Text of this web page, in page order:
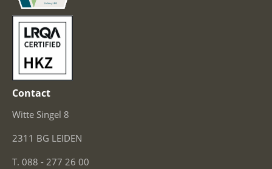
Contact
Witte Singel 8
2311 BG LEIDEN
T. 088 - 277 26 00